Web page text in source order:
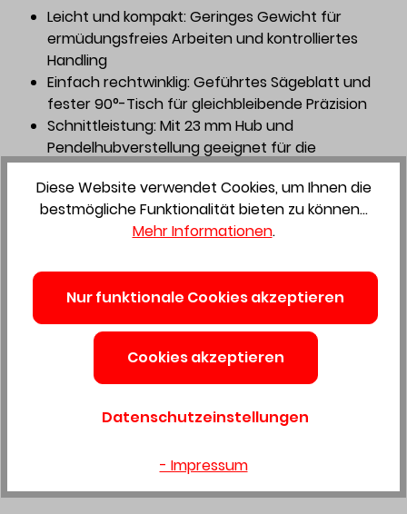
Leicht und kompakt: Geringes Gewicht für
ermüdungsfreies Arbeiten und kontrolliertes
Handling
Einfach rechtwinklig: Geführtes Sägeblatt und
fester 90°-Tisch für gleichbleibende Präzision
Schnittleistung: Mit 23 mm Hub und
Pendelhubverstellung geeignet für die
typischen Montagearbeiten
18V Power: Ideal in Kombination mit dem TBX 4
Compact Akkupack - spart an Gewicht, aber
nicht an Leistung
Kunststofflaufsohle schont holz- und ​
holzähnliche Werkstoffe
Anwendungsschwerpunkte
Einpassarbeiten bei Möbeln, Küchen,
Ablängen von Werkstücken
Diese Website verwendet Cookies, um Ihnen die
bestmögliche Funktionalität bieten zu können...
Mehr Informationen.
Nur funktionale Cookies akzeptieren
Cookies akzeptieren
Datenschutzeinstellungen
- Impressum